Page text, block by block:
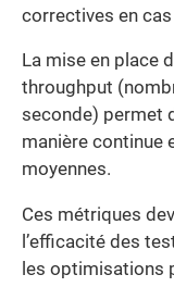
correctives en
La mise en place
throughput
seconde) permet
manière continue
moyennes.
Ces métriques
l’efficacité des
les optimisations